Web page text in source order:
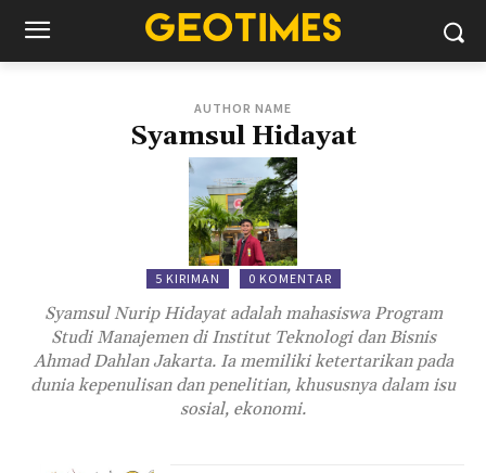
AUTHOR NAME
Syamsul Hidayat
5 KIRIMAN 0 KOMENTAR
Syamsul Nurip Hidayat adalah mahasiswa Program
Studi Manajemen di Institut Teknologi dan Bisnis
Ahmad Dahlan Jakarta. Ia memiliki ketertarikan pada
dunia kepenulisan dan penelitian, khususnya dalam isu
sosial, ekonomi.